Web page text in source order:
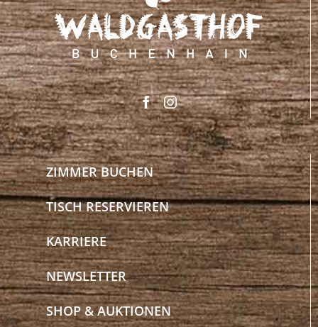
ZIMMER BUCHEN
TISCH RESERVIEREN
KARRIERE
NEWSLETTER
SHOP & AUKTIONEN